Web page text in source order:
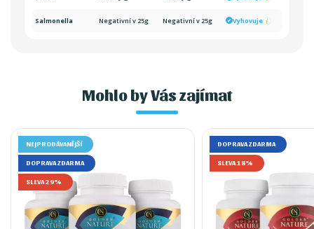
Salmonella Negativní v 25g Negativní v 25g Vyhovuje
Mohlo by Vás zajímat
NEJPRODÁVANĚJŠÍ
DOPRAVA ZDARMA
SLEVA 29%
DOPRAVA ZDARMA
SLEVA 18%